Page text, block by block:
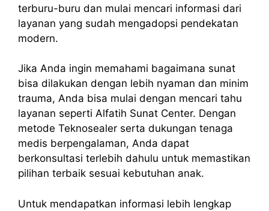
terburu-buru dan mulai mencari informasi dari
layanan yang sudah mengadopsi pendekatan
modern.
Jika Anda ingin memahami bagaimana sunat
bisa dilakukan dengan lebih nyaman dan minim
trauma, Anda bisa mulai dengan mencari tahu
layanan seperti Alfatih Sunat Center. Dengan
metode Teknosealer serta dukungan tenaga
medis berpengalaman, Anda dapat
berkonsultasi terlebih dahulu untuk memastikan
pilihan terbaik sesuai kebutuhan anak.
Untuk mendapatkan informasi lebih lengkap